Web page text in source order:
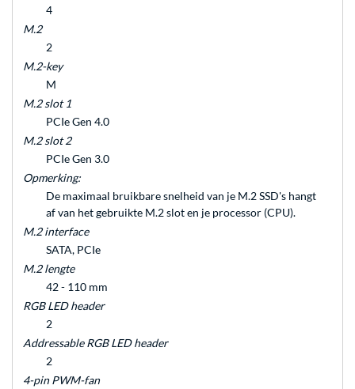
4
M.2
2
M.2-key
M
M.2 slot 1
PCIe Gen 4.0
M.2 slot 2
PCIe Gen 3.0
Opmerking:
De maximaal bruikbare snelheid van je M.2 SSD's hangt
af van het gebruikte M.2 slot en je processor (CPU).
M.2 interface
SATA, PCIe
M.2 lengte
42 - 110 mm
RGB LED header
2
Addressable RGB LED header
2
4-pin PWM-fan